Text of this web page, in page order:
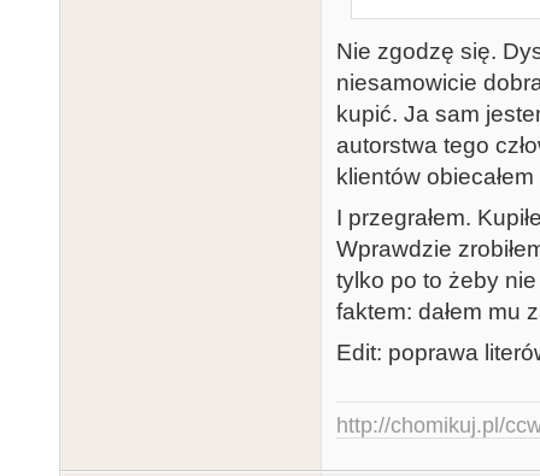
Nie zgodzę się.
niesamowicie
kupić. Ja sam
autorstwa tego
klientów
I przegrałem.
Wprawdzie
tylko po to żeby
faktem: dałem mu
Edit: poprawa
http://chomikuj.pl/